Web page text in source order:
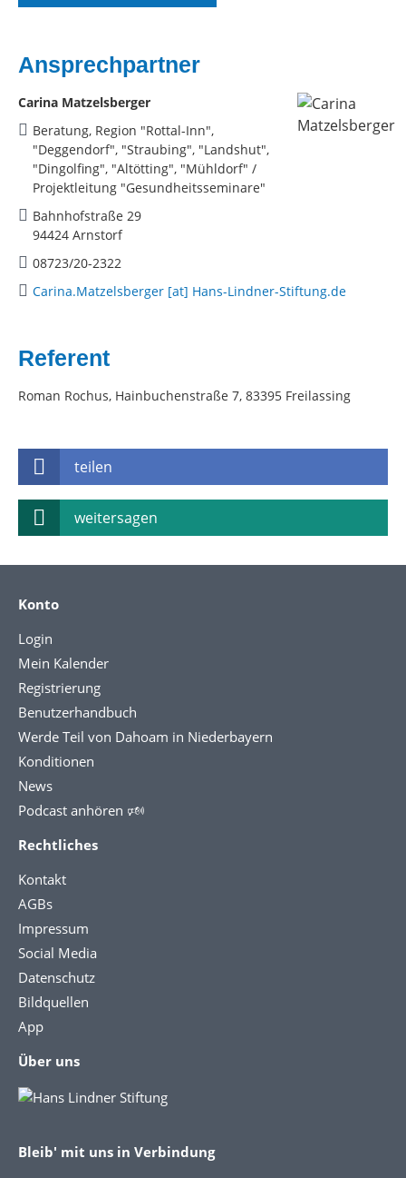
Ansprechpartner
Carina Matzelsberger
Beratung, Region "Rottal-Inn",
"Deggendorf", "Straubing", "Landshut",
"Dingolfing", "Altötting", "Mühldorf" /
Projektleitung "Gesundheitsseminare"
Bahnhofstraße 29
94424 Arnstorf
08723/20-2322
Carina.Matzelsberger [at] Hans-Lindner-Stiftung.de
Referent
Roman Rochus, Hainbuchenstraße 7, 83395 Freilassing
teilen
weitersagen
Konto
Login
Mein Kalender
Registrierung
Benutzerhandbuch
Werde Teil von Dahoam in Niederbayern
Konditionen
News
Podcast anhören 🕬
Rechtliches
Kontakt
AGBs
Impressum
Social Media
Datenschutz
Bildquellen
App
Über uns
Bleib' mit uns in Verbindung